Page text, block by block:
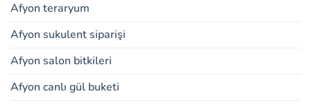
Afyon teraryum
Afyon sukulent siparişi
Afyon salon bitkileri
Afyon canlı gül buketi